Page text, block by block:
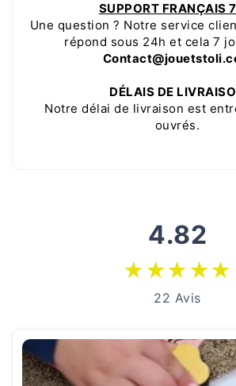
SUPPORT FRANÇAIS
Une question ? Notre service
répond sous 24h et cela 7
DÉLAIS DE
Notre délai de livraison est
ouvrés.
4.82
★★★★★
22 Avis